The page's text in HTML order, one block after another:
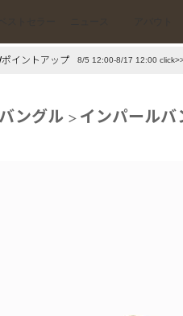
＃写真映えアクセ
イントアップ 8/5 12:00-8/17 12:00
ングル インパール